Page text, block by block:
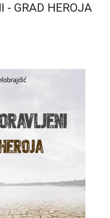
- GRAD HEROJA